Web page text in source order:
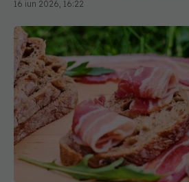
16 iun 2026, 16:22